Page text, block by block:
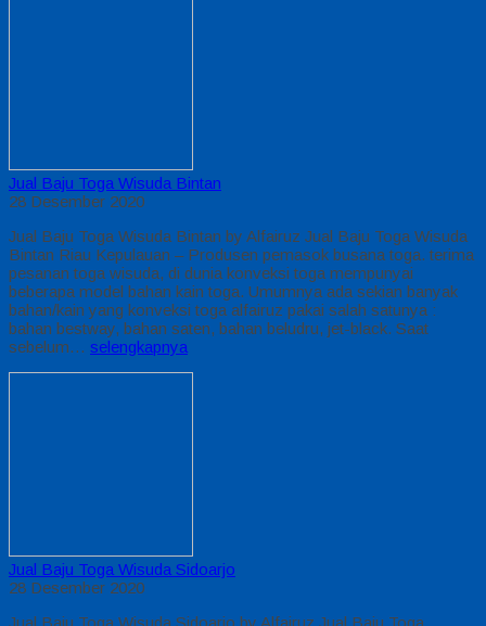
Jual Baju Toga Wisuda Bintan
28 Desember 2020
Jual Baju Toga Wisuda Bintan by Alfairuz Jual Baju Toga Wisuda
Bintan Riau Kepulauan – Produsen pemasok busana toga. terima
pesanan toga wisuda, di dunia konveksi toga mempunyai
beberapa model bahan kain toga. Umumnya ada sekian banyak
bahan/kain yang konveksi toga alfairuz pakai salah satunya :
bahan bestway, bahan saten, bahan beludru, jet-black. Saat
sebelum… selengkapnya
Jual Baju Toga Wisuda Sidoarjo
28 Desember 2020